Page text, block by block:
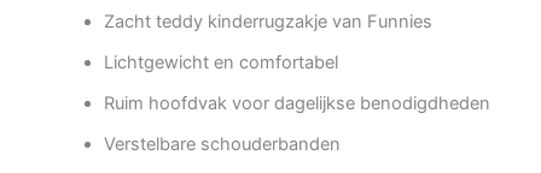
Zacht teddy kinderrugzakje van Funnies
Lichtgewicht en comfortabel
Ruim hoofdvak voor dagelijkse benodigdheden
Verstelbare schouderbanden